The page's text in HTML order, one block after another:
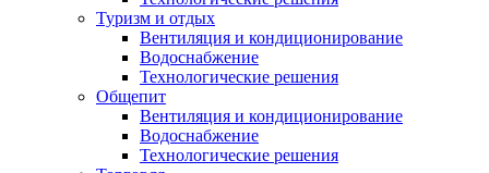
Туризм и отдых
Вентиляция и кондиционирование
Водоснабжение
Технологические решения
Общепит
Вентиляция и кондиционирование
Водоснабжение
Технологические решения